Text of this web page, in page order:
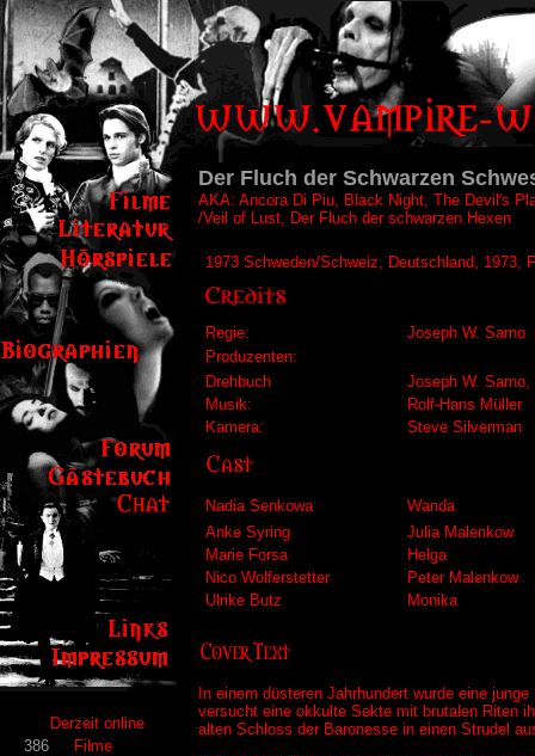
Derzeit online
386
Filme
Der Fluch der Schwarzen
AKA: Ancora Di Piu, Black Night, The Devil's
/Veil of Lust, Der Fluch der schwarzen Hexen
1973 Schweden/Schweiz, Deutschland, 1973,
Regie:
Joseph W. Sarno
Produzenten:
Drehbuch
Joseph W.
Musik:
Rolf-Hans Müller
Kamera:
Steve Silverman
Nadia Senkowa
Wanda
Anke Syring
Julia Malenkow
Marie Forsa
Helga
Nico Wolferstetter
Peter Malenkow
Ulrike Butz
Monika
In einem düsteren Jahrhundert wurde eine
versucht eine okkulte Sekte mit brutalen Riten
alten Schloss der Baronesse in einen Strudel